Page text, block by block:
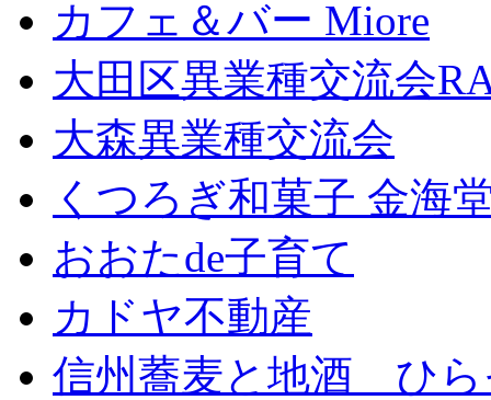
カフェ＆バー Miore
大田区異業種交流会
大森異業種交流会
くつろぎ和菓子 金海
おおたde子育て
カドヤ不動産
信州蕎麦と地酒 ひら